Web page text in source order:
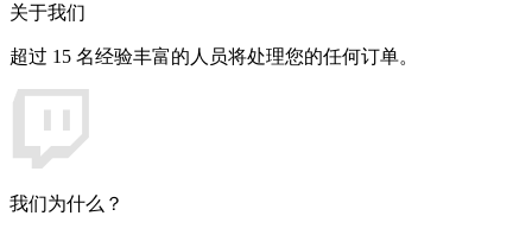
关于我们
超过 15 名经验丰富的人员将处理您的任何订单。
我们为什么？